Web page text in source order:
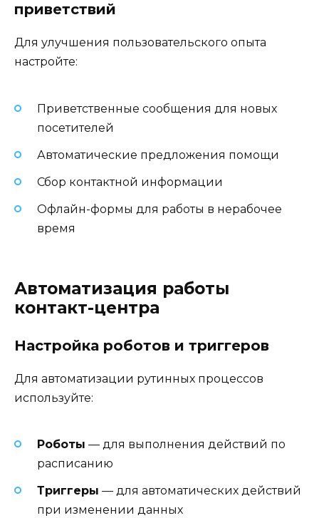
приветствий
Для улучшения пользовательского опыта
настройте:
Приветственные сообщения для новых
посетителей
Автоматические предложения помощи
Сбор контактной информации
Офлайн-формы для работы в нерабочее
время
Автоматизация работы
контакт-центра
Настройка роботов и триггеров
Для автоматизации рутинных процессов
используйте:
Роботы — для выполнения действий по
расписанию
Триггеры — для автоматических действий
при изменении данных